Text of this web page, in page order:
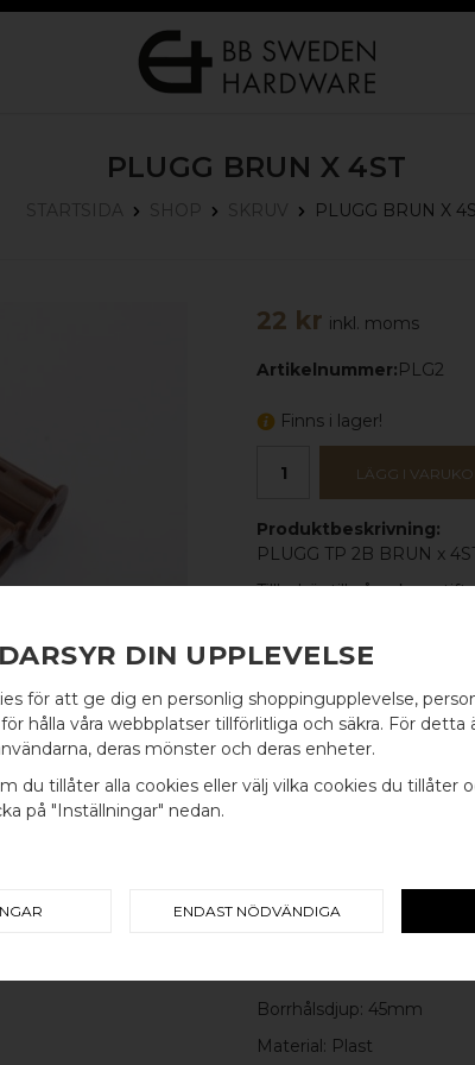
WELCOME TO
BB SWEDEN HARDWARE
Välj land / Choose country
PLUGG BRUN X 4ST
STARTSIDA SHOP SKRUV PLUGG BRUN X
22 kr inkl. moms
Artikelnummer:PLG2
Finns i lager!
LÄGG I
Produktbeskrivning:
PLUGG TP 2B BRUN x
Tillbehör till våra skruvstift.
Lämplig för betong,
fast tegel och gipsskivor.
MÅTT
Lämplig för
Borrhålsdjup: 45mm
Material: Plast
DIN UPPLEVELSE
för att ge dig en personlig shoppingupplevelse,
hålla våra webbplatser tillförlitliga och säkra. För detta
deras mönster och deras enheter.
du tillåter alla cookies eller välj vilka cookies du tillåter
på "Inställningar" nedan.
ENDAST NÖDVÄNDIGA